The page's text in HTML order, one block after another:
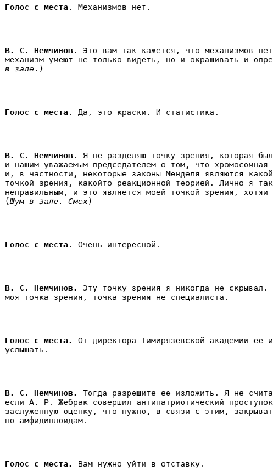
Голос с места . Механизмов нет.
В. С. Немчинов . Это вам так кажется, что механизмов
механизм умеют не только видеть, но и окрашивать и
в зале .)
Голос с места . Да, это краски. И статистика.
В. С. Немчинов . Я не разделяю точку зрения, которая
и нашим уважаемым председателем о том, что хромосомная
и, в частности, некоторые законы Менделя являются
точкой зрения, какойто реакционной теорией. Лично я
неправильным, и это является моей точкой зрения, хотяи
(Шум в зале. Смех)
Голос с места . Очень интересной.
В. С. Немчинов.
Эту точку зрения я никогда не
моя точка зрения, точка зрения не специалиста.
Голос с места.
От директора Тимирязевской академии ее
услышать.
В. С. Немчинов.
Тогда разрешите ее изложить. Я не
если А. Р. Жебрак совершил антипатриотический
заслуженную оценку, что нужно, в связи с этим,
по амфидиплоидам.
Голос с места. Вам нужно уйти в отставку.